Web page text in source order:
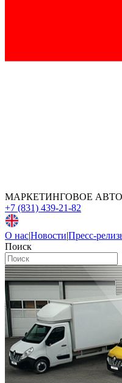
МАРКЕТИНГОВОЕ
+7 (831) 439-21-82
О нас|Новости|Пресс-
Поиск